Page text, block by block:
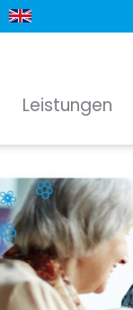
Leistungen